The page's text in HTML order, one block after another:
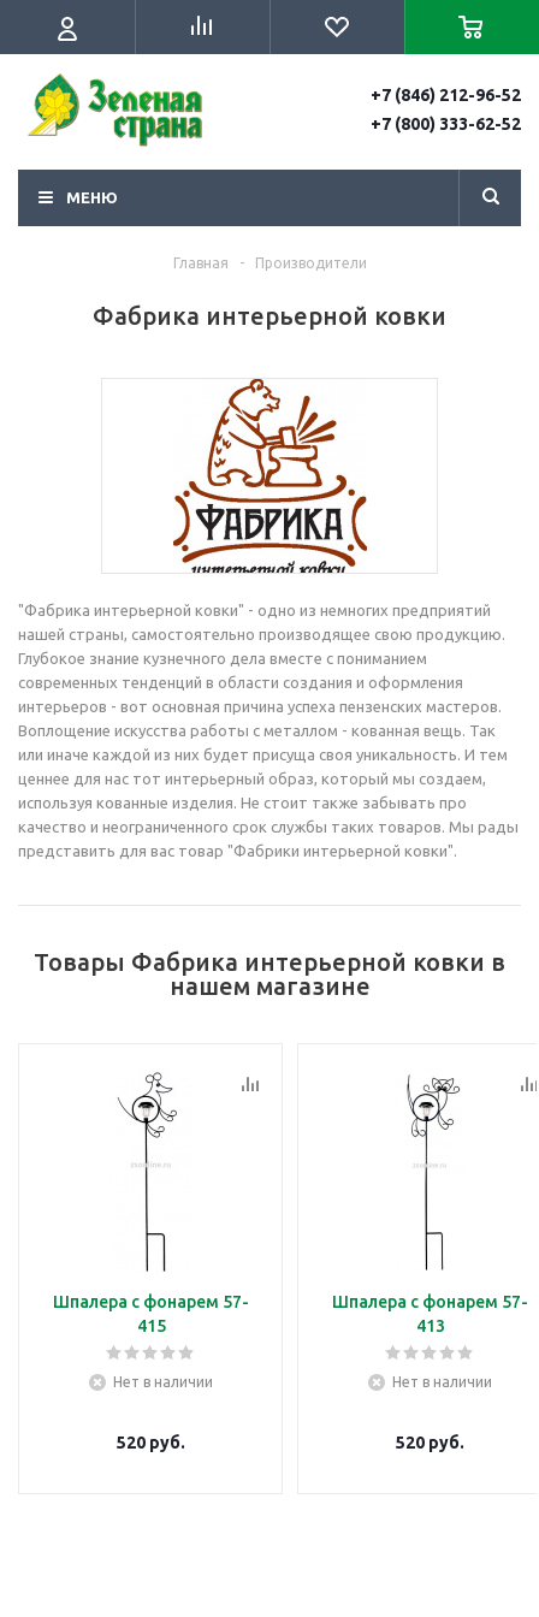
+7 (846) 212-96-52
+7 (800) 333-62-52
МЕНЮ
Главная - Производители
Фабрика интерьерной ковки
"Фабрика интерьерной ковки" - одно из немногих предприятий
нашей страны, самостоятельно производящее свою продукцию.
Глубокое знание кузнечного дела вместе с пониманием
современных тенденций в области создания и оформления
интерьеров - вот основная причина успеха пензенских мастеров.
Воплощение искусства работы с металлом - кованная вещь. Так
или иначе каждой из них будет присуща своя уникальность. И тем
ценнее для нас тот интерьерный образ, который мы создаем,
используя кованные изделия. Не стоит также забывать про
качество и неограниченного срок службы таких товаров. Мы рады
представить для вас товар "Фабрики интерьерной ковки".
Товары Фабрика интерьерной ковки в
нашем магазине
Шпалера с фонарем 57-
415
Нет в наличии
520 руб.
Шпалера с фонарем 57-
413
Нет в наличии
520 руб.